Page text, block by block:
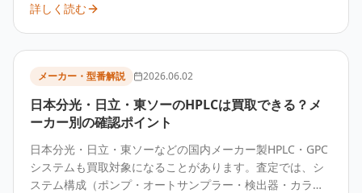
御用 PC の有無で査定額が変わります。
詳しく読む
メーカー・型番解説 2026.06.02
日本分光・日立・東ソーのHPLCは買取できる？メ
ーカー別の確認ポイント
日本分光・日立・東ソーなどの国内メーカー製HPLC・GPC
システムも買取対象になることがあります。査定では、シ
ステム構成（ポンプ・オートサンプラー・検出器・カラム